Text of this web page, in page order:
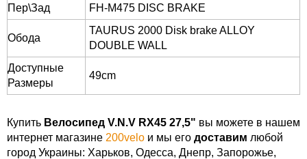
Пер\Зад
FH-M475 DISC BRAKE
Обода
TAURUS 2000 Disk brake ALLOY
DOUBLE WALL
Доступные
Размеры
49cm
Купить Велосипед V.N.V RX45 27,5" вы можете в нашем
интернет магазине 200velo и мы его доставим любой
город Украины: Харьков, Одесса, Днепр, Запорожье,